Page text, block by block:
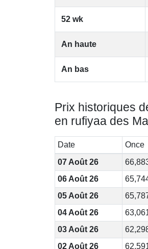
52 wk
An haute
An bas
Prix historiques
en rufiyaa des
Date Once
07 Août 26
06 Août 26
05 Août 26
04 Août 26
03 Août 26
02 Août 26